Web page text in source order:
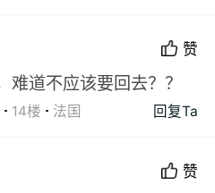
赞
难道不应该要回去？？
14楼 法国 回复Ta
赞